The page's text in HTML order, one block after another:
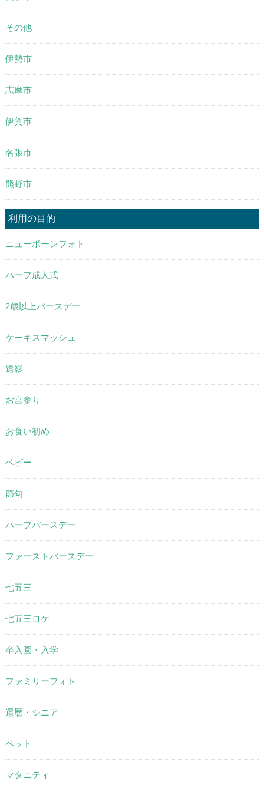
その他
伊勢市
志摩市
伊賀市
名張市
熊野市
利用の目的
ニューボーンフォト
ハーフ成人式
2歳以上バースデー
ケーキスマッシュ
遺影
お宮参り
お食い初め
ベビー
節句
ハーフバースデー
ファーストバースデー
七五三
七五三ロケ
卒入園・入学
ファミリーフォト
還暦・シニア
ペット
マタニティ